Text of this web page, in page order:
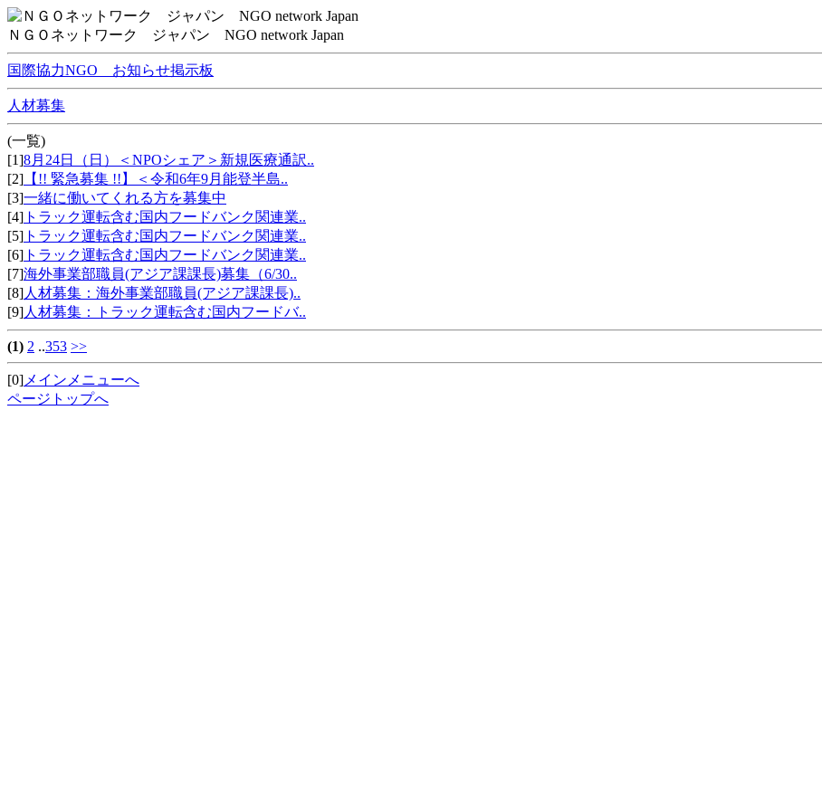
ＮＧＯネットワーク ジャパン NGO network Japan
国際協力NGO お知らせ掲示板
人材募集
(一覧)
[1]8月24日（日）＜NPOシェア＞新規医療通訳..
[2] 【!! 緊急募集 !!】＜令和6年9月能登半島..
[3]一緒に働いてくれる方を募集中
[4] トラック運転含む国内フードバンク関連業..
[5] トラック運転含む国内フードバンク関連業..
[6] トラック運転含む国内フードバンク関連業..
[7]海外事業部職員(アジア課課長)募集（6/30..
[8]人材募集：海外事業部職員(アジア課課長)..
[9]人材募集：トラック運転含む国内フードバ..
(1) 2 ..353 >>
[0] メインメニューへ
ページトップへ